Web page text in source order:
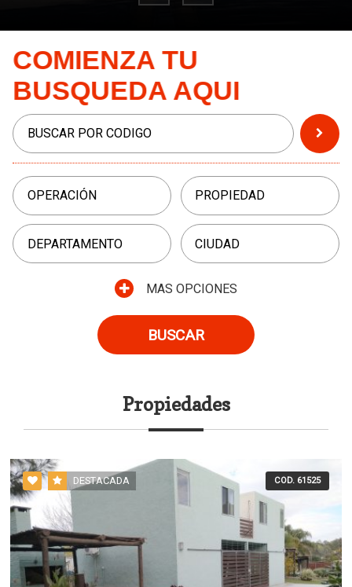
COMIENZA TU
BUSQUEDA AQUI
BUSCAR
MAS OPCIONES
Propiedades
DESTACADA COD. 61525